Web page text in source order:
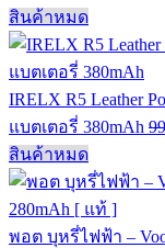
สินค้าหมด
IRELX R5 Leather
แบตเตอรี่ 380mAh
สินค้าหมด
พอต บุหรี่ไฟฟ้า –